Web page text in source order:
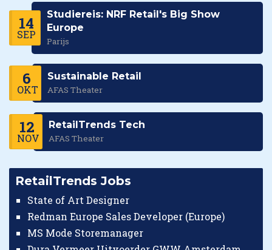
14
SEP
Studiereis: NRF Retail's Big Show
Europe
Parijs
6
OKT
Sustainable Retail
AFAS Theater
12
NOV
RetailTrends Tech
AFAS Theater
RetailTrends Jobs
State of Art Designer
Redman Europe Sales Developer (Europe)
MS Mode Storemanager